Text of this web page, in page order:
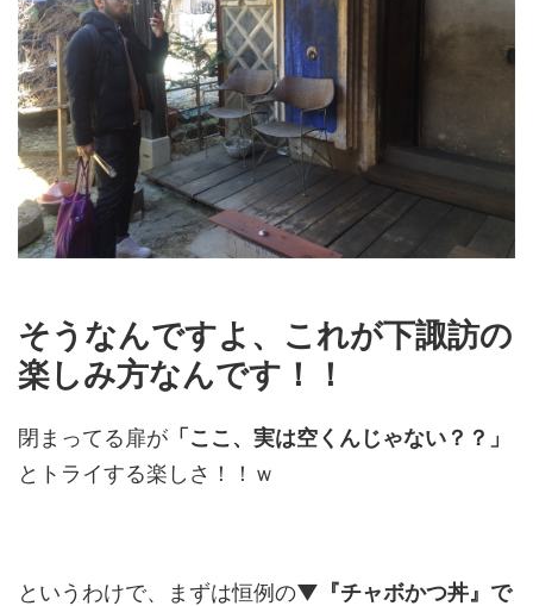
そうなんですよ、これが下諏訪の
楽しみ方なんです！！
閉まってる扉が 「ここ、実は空くんじゃない？？」
とトライする楽しさ！！ｗ
というわけで、まずは恒例の▼『チャボかつ丼』で